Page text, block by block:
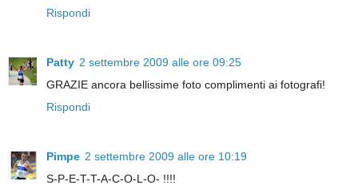
Rispondi
Patty 2 settembre 2009 alle ore 09:25
GRAZIE ancora bellissime foto complimenti ai fotografi!
Rispondi
Pimpe 2 settembre 2009 alle ore 10:19
S-P-E-T-T-A-C-O-L-O- !!!!